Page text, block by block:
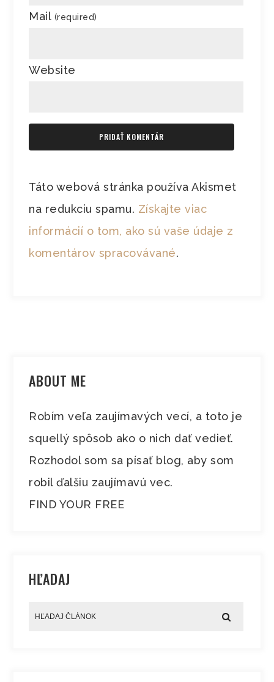
Mail (required)
Website
Táto webová stránka používa Akismet
na redukciu spamu. Získajte viac
informácií o tom, ako sú vaše údaje z
komentárov spracovávané.
ABOUT ME
Robím veľa zaujímavých vecí, a toto je
squellý spôsob ako o nich dať vedieť.
Rozhodol som sa písať blog, aby som
robil ďalšiu zaujímavú vec.
FIND YOUR FREE
HĽADAJ